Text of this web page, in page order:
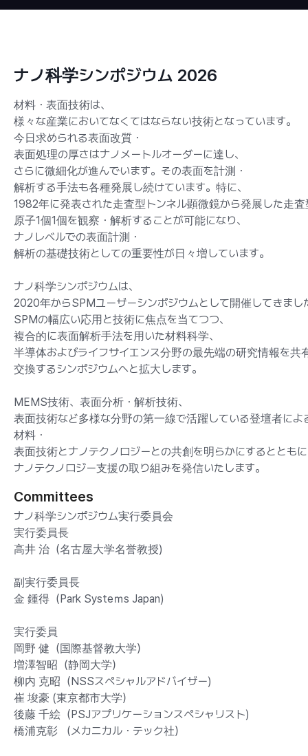
ナノ科学シンポジウム 2026
材料・表面技術は、
様々な産業においてなくてはならない技術となっています。
今日求められる表面改質・
表面処理の厚さはナノメートルオーダーに達し、
さらに微細化が進んでいます。その表面を計測・
解析する手法も各種発展し続けています。特に、
1982年に発表された走査型トンネル顕微鏡から発展した走
原子1個1個を観察・解析することが可能になり、
ナノレベルでの表面計測・
解析の基礎技術としての重要性が日々増しています。
ナノ科学シンポジウムは、
2020年からSPMユーザーシンポジウムとして開催してきまし
SPMの幅広い応用と技術に焦点を当てつつ、
複合的に表面解析手法を用いた材料科学、
半導体およびライフサイエンス分野の最先端の研究情報を共
交換するシンポジウムへと拡大します。
MEMS技術、表面分析・解析技術、
表面技術など多様な分野の第一線で活躍している登壇者によ
材料・
表面技術とナノテクノロジーとの共創を明らかにするととも
ナノテクノロジー支援の取り組みを発信いたします。
Committees
ナノ科学シンポジウム実行委員会
実行委員長
高井 治（名古屋大学名誉教授)
副実行委員長
金 鍾得（Park Systeｍs Japan)
実行委員
岡野 健（国際基督教大学）
増澤智昭（静岡大学）
柳内 克昭（NSSスペシャルアドバイザー)
崔 埈豪 (東京都市大学）
後藤 千絵（PSJアプリケーションスペシャリスト)
橋浦克彰 （メカニカル・テック社）